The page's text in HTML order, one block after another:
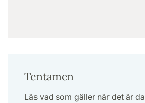
Tentamen
Läs vad som gäller när det är